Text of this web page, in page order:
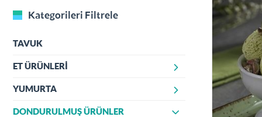
Kategorileri Filtrele
TAVUK
ET ÜRÜNLERİ
ŞARKÜTERİ ÜRÜNLERİ
TAZE KIRMIZI ET ÜRÜNLERİ
YUMURTA
KABUKLU YUMURTA
DONDURULMUŞ ÜRÜNLER